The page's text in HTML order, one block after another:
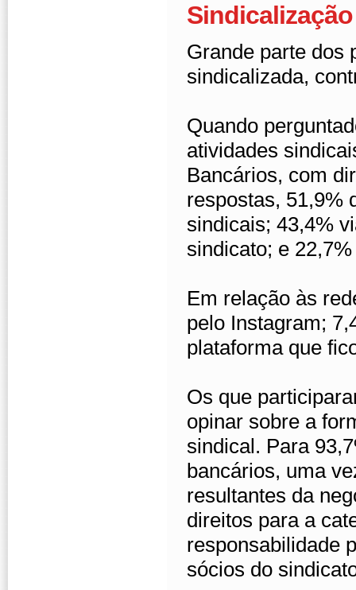
Sindicalização
Grande parte dos
sindicalizada,
Quando
atividades
Bancários, com
respostas, 51,9%
sindicais; 43,4%
sindicato; e
Em relação às
pelo Instagram;
plataforma que
Os que
opinar sobre a
sindical. Para
bancários, uma
resultantes da
direitos para a
responsabilidade
sócios do